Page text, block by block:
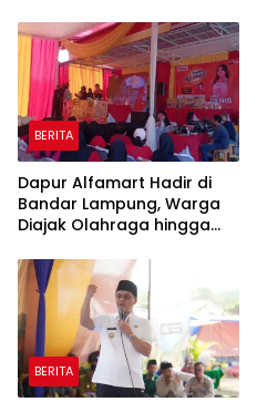
BERITA
Dapur Alfamart Hadir di
Bandar Lampung, Warga
Diajak Olahraga hingga
BERITA